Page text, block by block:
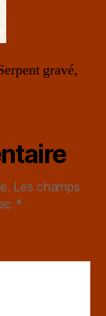
gravé,
Les champs
*